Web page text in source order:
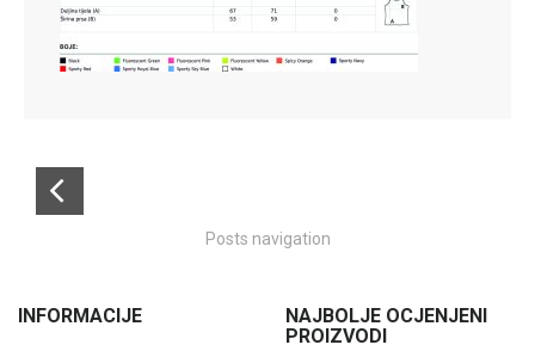
Posts navigation
INFORMACIJE
NAJBOLJE OCJENJENI
PROIZVODI